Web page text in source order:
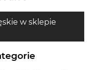
w sklepie